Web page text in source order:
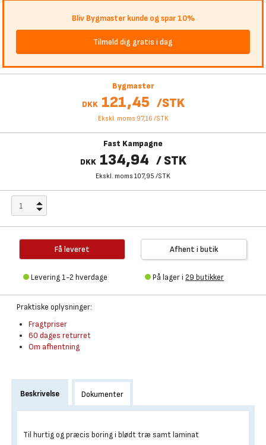
Bliv Bygmaster kunde og spar 10%
Tilmeld dig gratis i dag
Bygmaster
DKK 121,45 /STK
Ekskl. moms 97,16 /STK
Fast Kampagne
DKK 134,94 / STK
Ekskl. moms 107,95 /STK
Få leveret
Levering 1-2 hverdage
Afhent i butik
På lager i 29 butikker
Praktiske oplysninger:
Fragtpriser
60 dages returret
Om afhentning
Beskrivelse Dokumenter
Til hurtig og præcis boring i blødt træ samt laminat